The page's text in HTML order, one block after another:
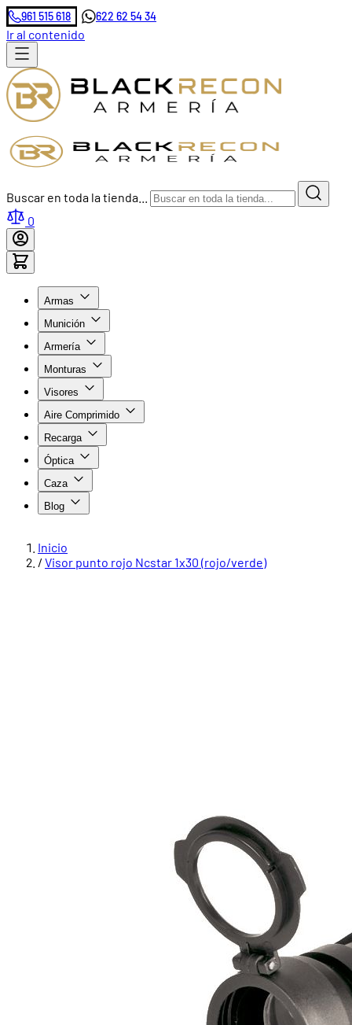
961 515 618 622 62 54 34
Ir al contenido
Buscar en toda la tienda...
0
Armas
Munición
Armería
Monturas
Visores
Aire Comprimido
Recarga
Óptica
Caza
Blog
Inicio
/ Visor punto rojo Ncstar 1x30 (rojo/verde)